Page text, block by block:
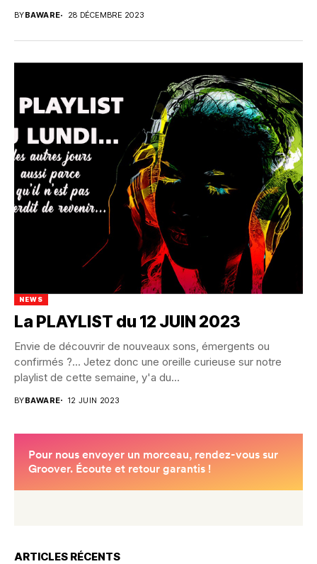
BYBAWARE 28 DÉCEMBRE 2023
NEWS
La PLAYLIST du 12 JUIN 2023
Envie de découvrir de nouveaux sons, émergents ou
confirmés ?... Jetez donc une oreille curieuse sur notre
playlist de cette semaine, y'a du...
BYBAWARE 12 JUIN 2023
ARTICLES RÉCENTS